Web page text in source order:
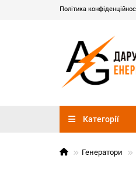
Політика
Категорії
Генератори